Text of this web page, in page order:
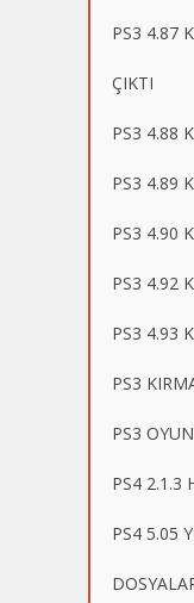
PS3 4.87
ÇIKTI
PS3 4.88
PS3 4.89
PS3 4.90
PS3 4.92
PS3 4.93
PS3
PS3
PS4 2.1.3
PS4 5.05